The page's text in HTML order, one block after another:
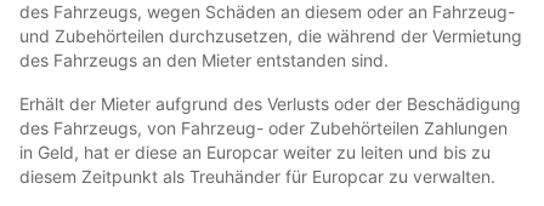
des Fahrzeugs, wegen Schäden an diesem oder an Fahrzeug-
und Zubehörteilen durchzusetzen, die während der Vermietung
des Fahrzeugs an den Mieter entstanden sind.
Erhält der Mieter aufgrund des Verlusts oder der Beschädigung
des Fahrzeugs, von Fahrzeug- oder Zubehörteilen Zahlungen
in Geld, hat er diese an Europcar weiter zu leiten und bis zu
diesem Zeitpunkt als Treuhänder für Europcar zu verwalten.